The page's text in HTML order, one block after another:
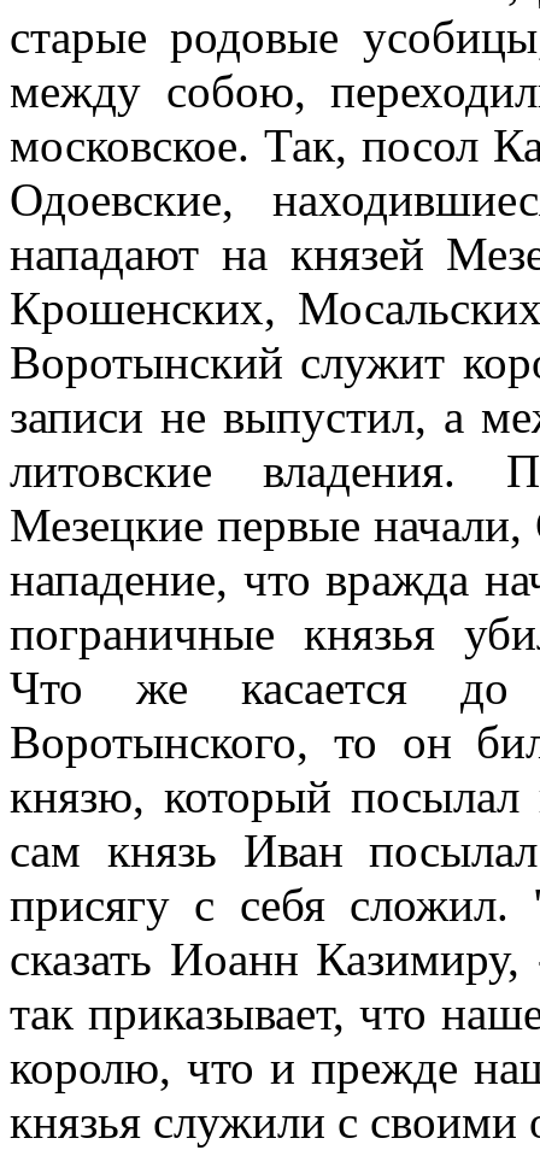
старые родовые
между собою,
московское. Так, посол
Одоевские,
нападают на князей
Крошенских,
Воротынский служит
записи не выпустил, а
литовские владения.
Мезецкие первые
нападение, что вражда
пограничные князья
Что же касается до
Воротынского, то он
князю, который
сам князь Иван
присягу с себя
сказать Иоанн
так приказывает, что
королю, что и прежде
князья служили с своими